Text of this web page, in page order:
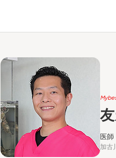
医師
加古